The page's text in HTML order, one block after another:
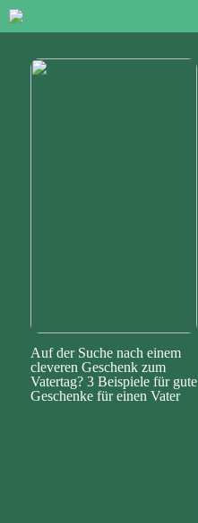
Auf der Suche nach einem
cleveren Geschenk zum
Vatertag? 3 Beispiele für gute
Geschenke für einen Vater